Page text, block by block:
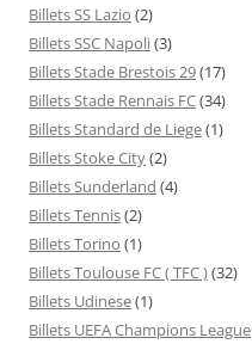
Billets SS Lazio (2)
Billets SSC Napoli(3)
Billets Stade Brestois 29(17)
Billets Stade Rennais FC(34)
Billets Standard de Liege(1)
Billets Stoke City(2)
Billets Sunderland (4)
Billets Tennis(2)
Billets Torino (1)
Billets Toulouse FC ( TFC )(32)
Billets Udinese(1)
Billets UEFA Champions League